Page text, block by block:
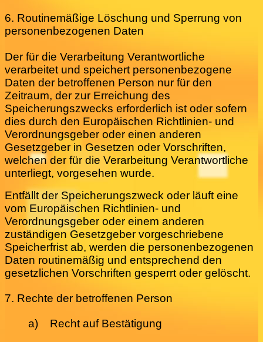
6. Routinemäßige Löschung und Sperrung von
personenbezogenen Daten
Der für die Verarbeitung Verantwortliche
verarbeitet und speichert personenbezogene
Daten der betroffenen Person nur für den
Zeitraum, der zur Erreichung des
Speicherungszwecks erforderlich ist oder sofern
dies durch den Europäischen Richtlinien- und
Verordnungsgeber oder einen anderen
Gesetzgeber in Gesetzen oder Vorschriften,
welchen der für die Verarbeitung Verantwortliche
unterliegt, vorgesehen wurde.
Entfällt der Speicherungszweck oder läuft eine
vom Europäischen Richtlinien- und
Verordnungsgeber oder einem anderen
zuständigen Gesetzgeber vorgeschriebene
Speicherfrist ab, werden die personenbezogenen
Daten routinemäßig und entsprechend den
gesetzlichen Vorschriften gesperrt oder gelöscht.
7. Rechte der betroffenen Person
a) Recht auf Bestätigung